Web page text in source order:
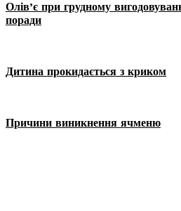
Олів’є при грудному
поради
Дитина прокидається з криком
Причини виникнення ячменю